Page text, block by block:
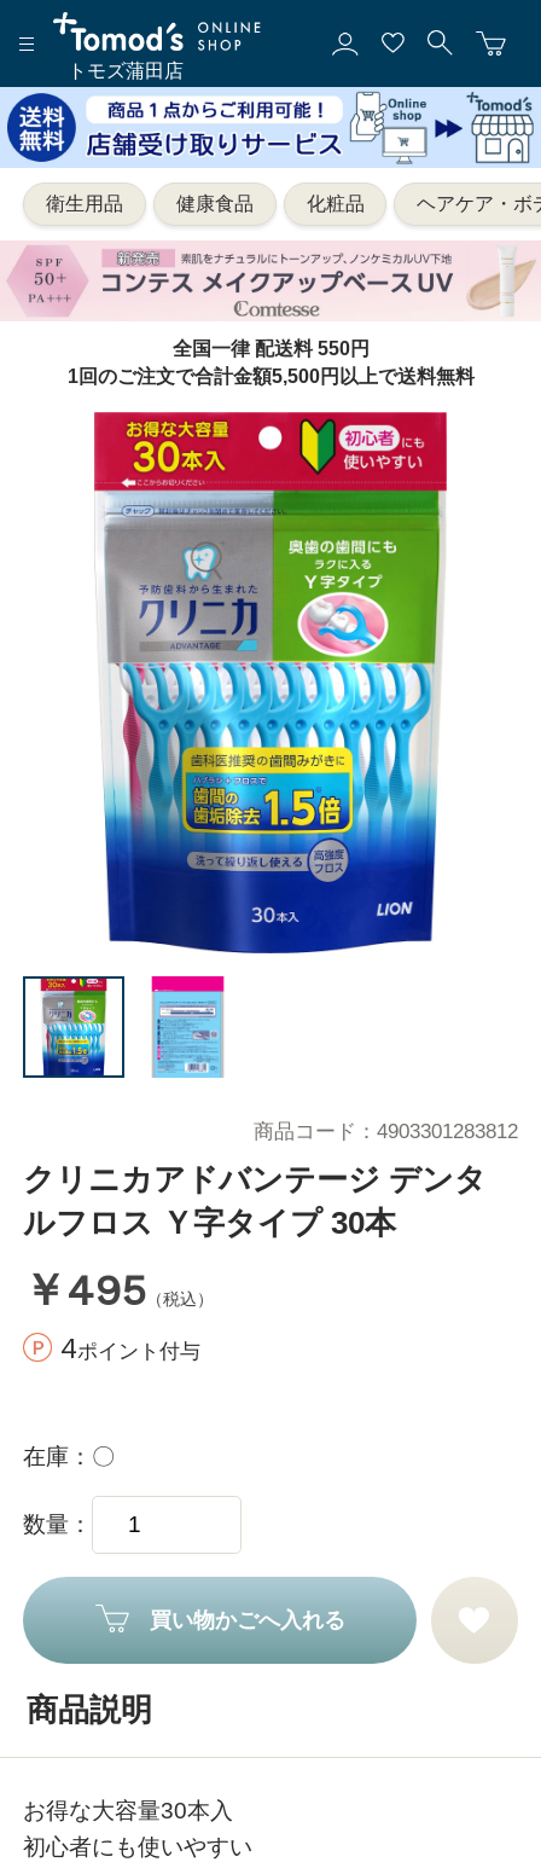
トモズ蒲田店
衛生用品 健康食品 化粧品 ヘアケア・ボ
全国一律 配送料 550円
1回のご注文で合計金額5,500円以上で送料無料
クリニカアドバンテージ デンタ
ルフロス Ｙ字タイプ 30本
￥495 （税込）
4ポイント付与
商品コード 4903301283812
在庫 〇
数量
買い物かごへ入れる
商品説明
お得な大容量30本入
初心者にも使いやすい